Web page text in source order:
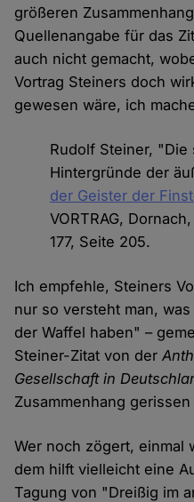
größeren
Quellenangabe für das
auch nicht gemacht,
Vortrag Steiners doch
gewesen wäre, ich
Rudolf Steiner, "Die
Hintergründe der
der Geister der
VORTRAG,
177, Seite 205.
Ich empfehle, Steiners
nur so versteht man,
der Waffel haben" –
Steiner-Zitat von der
Gesellschaft in
Zusammenhang
Wer noch zögert, einmal
dem hilft vielleicht eine
Tagung von "Dreißig im